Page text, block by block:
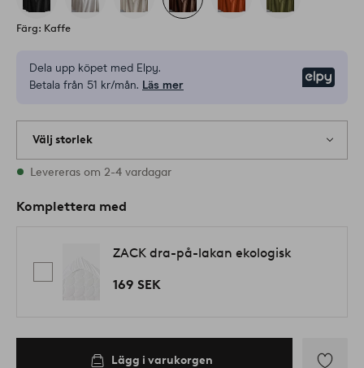
Färg: Kaffe
Dela upp köpet med Elpy.
Betala från 51 kr/mån. Läs mer
Välj storlek
Alla storlekar finns i lager
Levereras om 2-4 vardagar
Komplettera med
ZACK dra-på-lakan ekologisk
169 SEK
Lägg i varukorgen